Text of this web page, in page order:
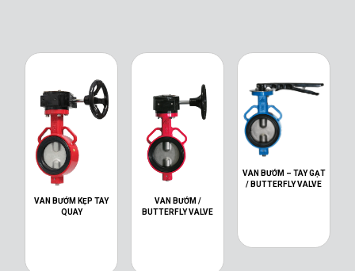
VAN BƯỚM KẸP TAY
QUAY
VAN BƯỚM /
BUTTERFLY VALVE
VAN BƯỚM – TAY GẠT
/ BUTTERFLY VALVE